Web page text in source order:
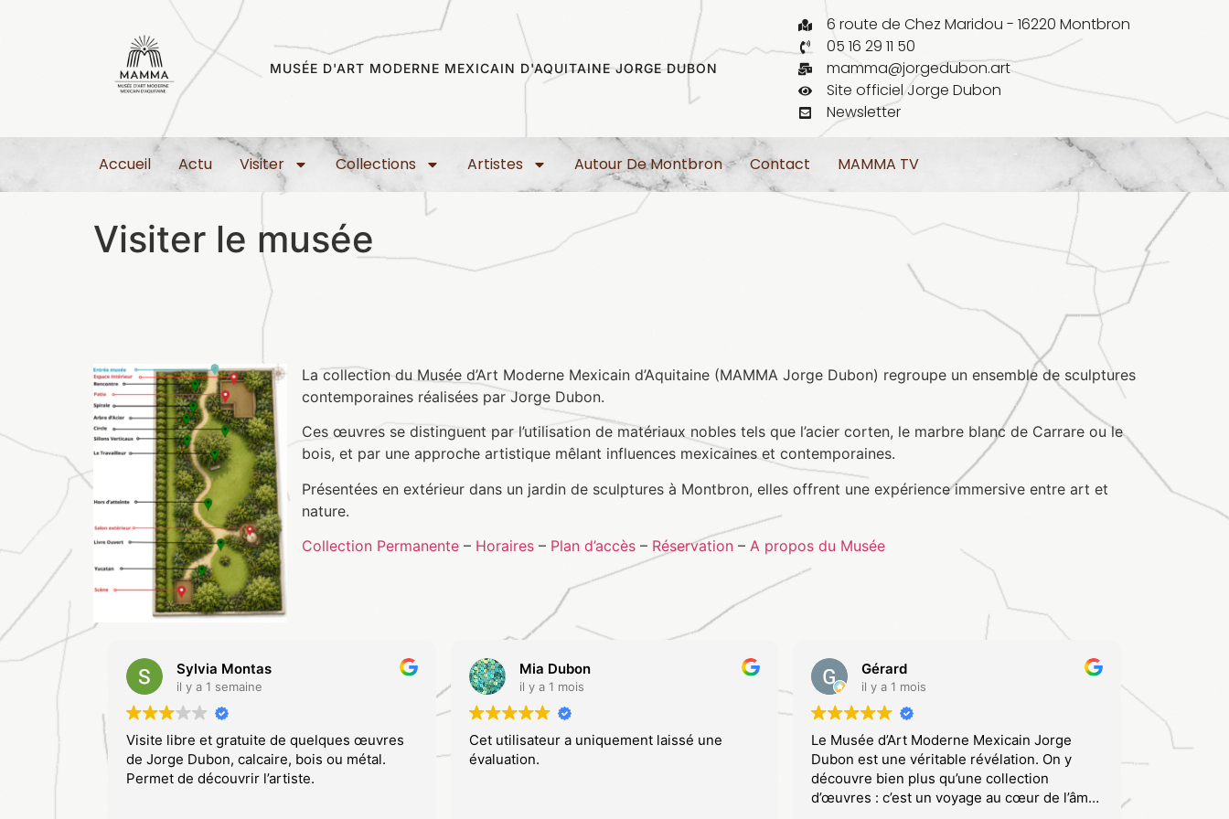
MUSÉE D'ART MODERNE MEXICAIN D'AQUITAINE JORGE DUBON
6 route de Chez Maridou - 16220 Montbron
05 16 29 11 50
mamma@jorgedubon.art
Site officiel Jorge Dubon
Newsletter
Accueil Actu Visiter Collections Artistes Autour De Montbron Contact MAMMA TV
Visiter le musée
La collection du Musée d’Art Moderne Mexicain d’Aquitaine (MAMMA Jorge Dubon) regroupe un ensemble de sculptures
contemporaines réalisées parJorge Dubon.
Ces œuvres se distinguent par l’utilisation de matériaux nobles tels que l’acier corten, le marbre blanc de Carrare ou le
bois, et par une approche artistique mêlant influences mexicaines et contemporaines.
Présentées en extérieur dans un jardin de sculptures à Montbron, elles offrent une expérience immersive entre art et
nature.
Collection Permanente – Horaires – Plan d’accès – Réservation – A propos du Musée
Sylvia Montas
il y a 1 semaine
Visite libre et gratuite de quelques œuvres
de Jorge Dubon, calcaire, bois ou métal.
Permet de découvrir l’artiste.
Mia Dubon
il y a 1 mois
Cet utilisateur a uniquement laissé une
évaluation.
Gérard
il y a 1 mois
Le Musée d’Art Moderne Mexicain Jorge
Dubon est une véritable révélation. On y
découvre bien plus qu’une collection
d’œuvres : c’est un voyage au cœur de l’âme